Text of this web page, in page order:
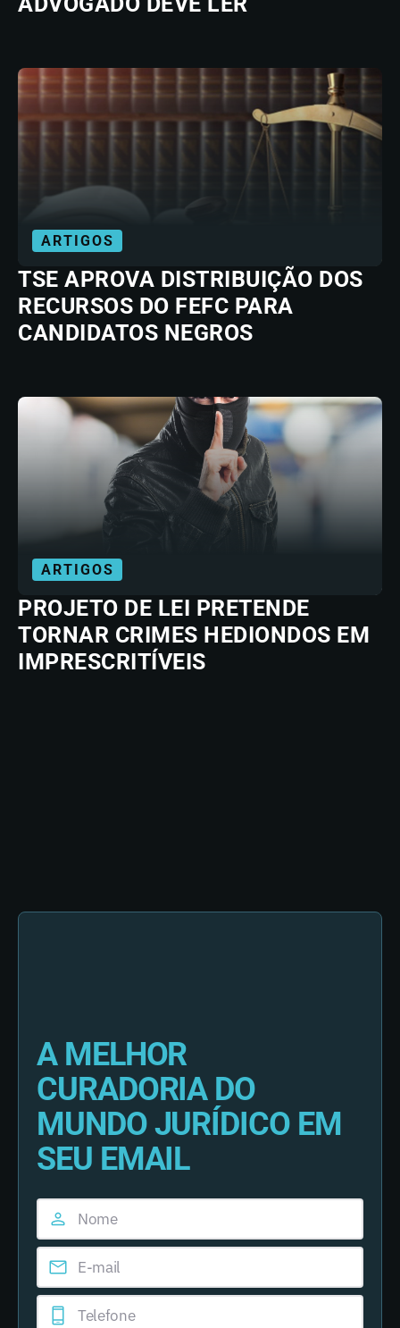
ARTIGOS
TSE APROVA DISTRIBUIÇÃO DOS
RECURSOS DO FEFC PARA
CANDIDATOS NEGROS
ARTIGOS
PROJETO DE LEI PRETENDE
TORNAR CRIMES HEDIONDOS EM
IMPRESCRITÍVEIS
A MELHOR
CURADORIA DO
MUNDO JURÍDICO EM
SEU EMAIL